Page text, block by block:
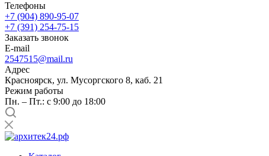
Телефоны
+7 (904) 890-95-07
+7 (391) 254-75-15
Заказать звонок
E-mail
2547515@mail.ru
Адрес
Красноярск, ул. Мусоргского 8, каб. 21
Режим работы
Пн. – Пт.: с 9:00 до 18:00